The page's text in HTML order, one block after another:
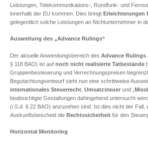
Leistungen, Telekommunikations-, Rundfunk- und
innerhalb der EU kommen. Dies bringt Erleichterungen
gelegentlich solche Leistungen an Nichtunternehmer in
Ausweitung des „Advance Rulings“
Der aktuelle Anwendungsbereich des Advance Rulings
§ 118 BAO) ist auf noch nicht realisierte Tatbestände
Gruppenbesteuerung und Verrechnungspreisen
Begutachtungsentwurf sieht nun eine schrittweise
internationales Steuerrecht Umsatzsteuer und „
beabsichtigte Gestaltungen dahingehend untersucht
(i.S.d. § 22 BAO) anzusehen sind. Ist dies nicht der Fall,
Auskunftsbescheid die Rechtssicherheit für den
Horizontal Monitoring